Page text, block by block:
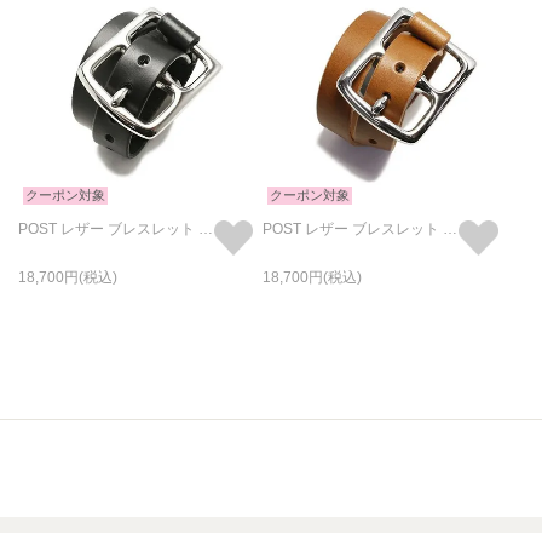
クーポン対象
POST レザー ブレスレット 2巻 -ブラック
18,700
クーポン対象
POST レザー ブレスレット 2巻 -ブラウン
18,700